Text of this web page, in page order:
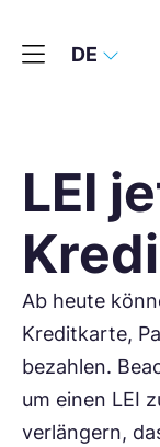
DE
LEI
Ab heute
Kreditkarte,
bezahlen.
um einen LEI
verlängern,